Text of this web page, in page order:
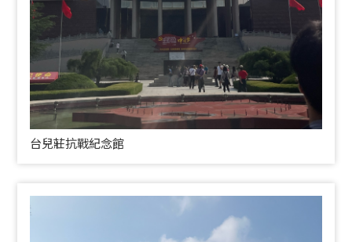
台兒莊抗戰紀念館